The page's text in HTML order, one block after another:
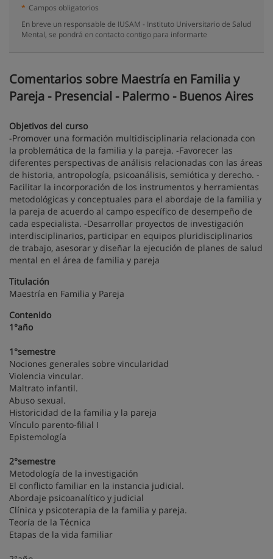
* Campos obligatorios
En breve un responsable de IUSAM - Instituto Universitario de Salud
Mental, se pondrá en contacto contigo para informarte
Comentarios sobre Maestría en Familia y
Pareja - Presencial - Palermo - Buenos Aires
Objetivos del curso
-Promover una formación multidisciplinaria relacionada con
la problemática de la familia y la pareja. -Favorecer las
diferentes perspectivas de análisis relacionadas con las áreas
de historia, antropología, psicoanálisis, semiótica y derecho. -
Facilitar la incorporación de los instrumentos y herramientas
metodológicas y conceptuales para el abordaje de la familia y
la pareja de acuerdo al campo específico de desempeño de
cada especialista. -Desarrollar proyectos de investigación
interdisciplinarios, participar en equipos pluridisciplinarios
de trabajo, asesorar y diseñar la ejecución de planes de salud
mental en el área de familia y pareja
Titulación
Maestría en Familia y Pareja
Contenido
1°año
1°semestre
Nociones generales sobre vincularidad
Violencia vincular.
Maltrato infantil.
Abuso sexual.
Historicidad de la familia y la pareja
Vínculo parento-filial I
Epistemología
2°semestre
Metodología de la investigación
El conflicto familiar en la instancia judicial.
Abordaje psicoanalítico y judicial
Clínica y psicoterapia de la familia y pareja.
Teoría de la Técnica
Etapas de la vida familiar